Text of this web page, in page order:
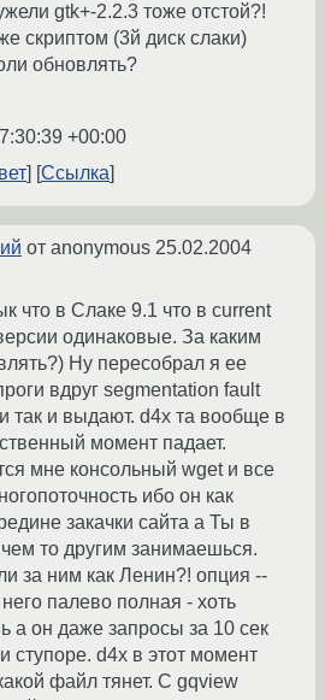
gtk+-2.2.3 тоже отстой?!
скриптом (3й диск слаки)
обновлять?
+00:00
Ссылка
от anonymous 25.02.2004
что в Слаке 9.1 что в current
одинаковые. За каким
Ну пересобрал я ее
вдруг segmentation fault
так и выдают. d4x та вообще в
момент падает.
мне консольный wget и все
ибо он как
закачки сайта а Ты в
то другим занимаешься.
за ним как Ленин?! опция --
палево полная - хоть
а он даже запросы за 10 сек
ступоре. d4x в этот момент
файл тянет. С gqview